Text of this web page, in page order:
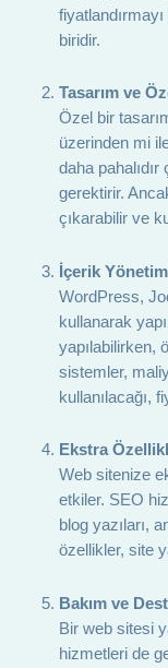
biridir.
Tasarım ve
Özel bir
üzerinden mi
daha
gerektirir.
çıkarabilir ve
İçerik
WordPress,
kullanarak
yapılabilirken,
sistemler,
kullanılacağı,
Ekstra
Web sitenize
etkiler. SEO
blog yazıları,
özellikler, site
Bakım ve
Bir web sitesi
hizmetleri de